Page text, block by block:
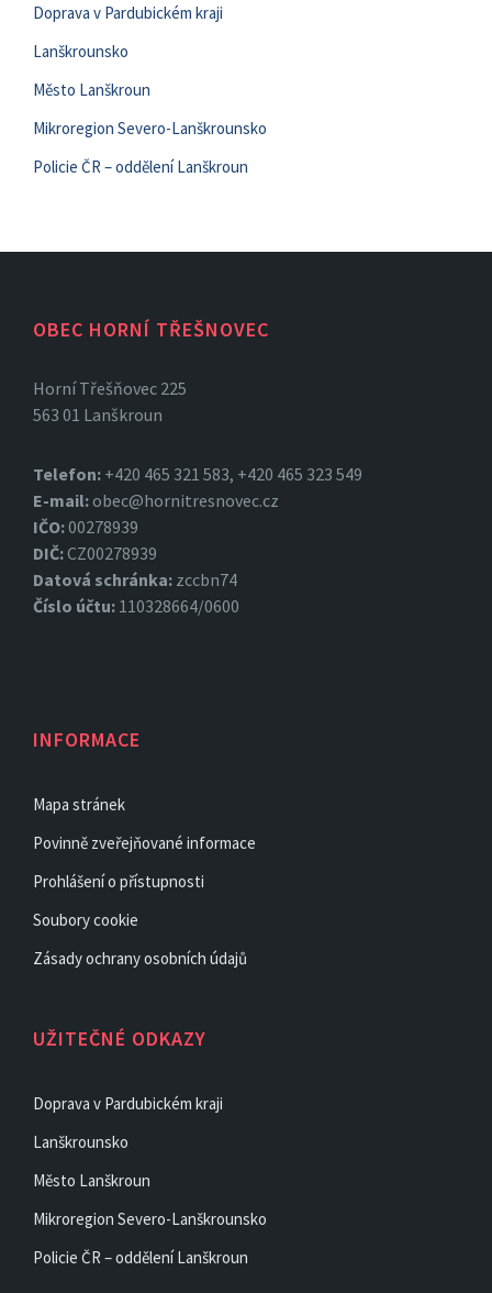
Doprava v Pardubickém kraji
Lanškrounsko
Město Lanškroun
Mikroregion Severo-Lanškrounsko
Policie ČR – oddělení Lanškroun
OBEC HORNÍ TŘEŠNOVEC
Horní Třešňovec 225
563 01 Lanškroun
Telefon: +420 465 321 583, +420 465 323 549
E-mail:obec@hornitresnovec.cz
IČO:00278939
DIČ:CZ00278939
Datová schránka: zccbn74
Číslo účtu: 110328664/0600
INFORMACE
Mapa stránek
Povinně zveřejňované informace
Prohlášení o přístupnosti
Soubory cookie
Zásady ochrany osobních údajů
UŽITEČNÉ ODKAZY
Doprava v Pardubickém kraji
Lanškrounsko
Město Lanškroun
Mikroregion Severo-Lanškrounsko
Policie ČR – oddělení Lanškroun